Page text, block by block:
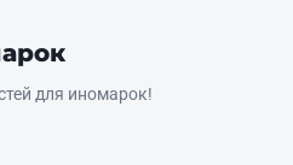
для иномарок!